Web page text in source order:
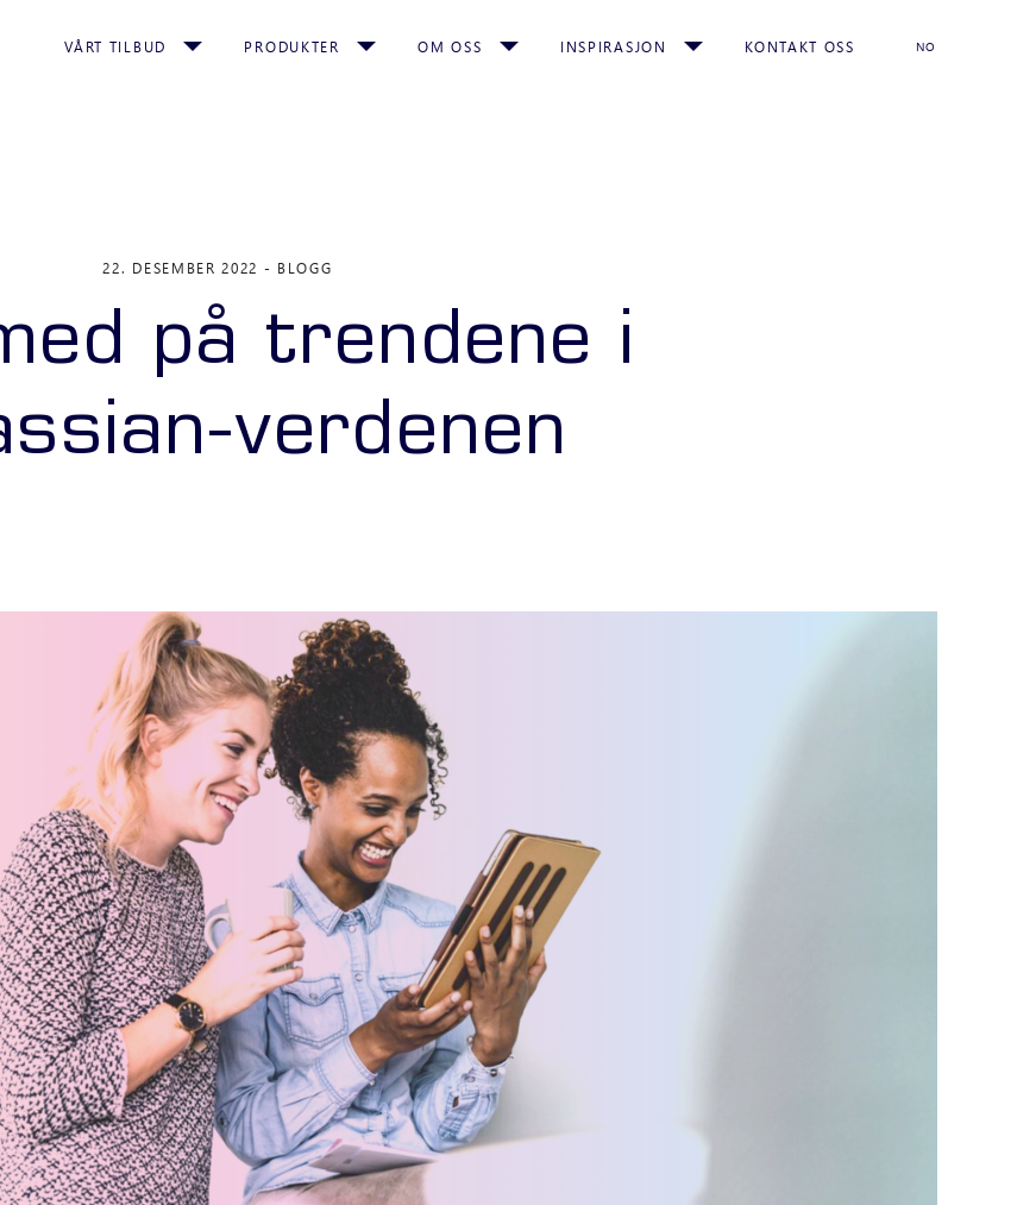
VÅRT TILBUD PRODUKTER OM OSS INSPIRASJON KONTAKT OSS NO
22. DESEMBER 2022 BLOGG
på trendene i
verdenen